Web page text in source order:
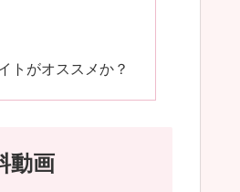
トがオススメか？
動画